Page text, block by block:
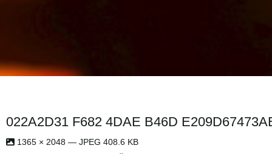
022A2D31 F682 4DAE B46D
1365 × 2048 — JPEG 408.6 KB